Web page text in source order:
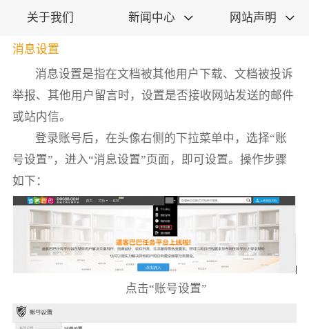
关于我们 新闻中心  网站声明 
消息设置
消息设置是指在文档被其他用户下载、文档被投诉
举报、其他用户留言时，设置是否接收网站发送的邮件
或站内信。
登录账号后，在头像右侧的下拉菜单中，选择“账
号设置”，进入“消息设置”页面，即可设置。操作步骤
如下：
点击“账号设置”